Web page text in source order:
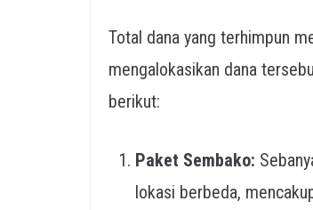
Total dana yang terhimpun
mengalokasikan dana
berikut:
Paket Sembako:
lokasi berbeda,